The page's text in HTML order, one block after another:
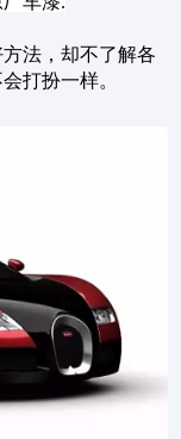
法，却不了解各
打扮一样。